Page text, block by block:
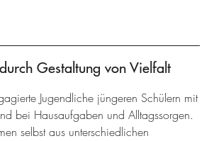
Gestaltung von Vielfalt
Jugendliche jüngeren Schülern mit
bei Hausaufgaben und Alltagssorgen.
selbst aus unterschiedlichen